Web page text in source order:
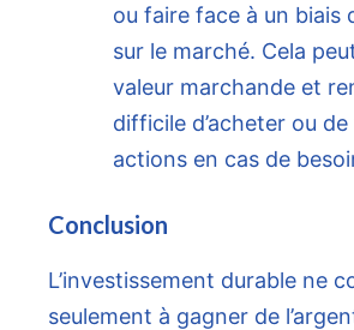
ou faire face à un biais
sur le marché. Cela
valeur marchande et
difficile d’acheter ou
actions en cas de
Conclusion
L’investissement durable ne
seulement à gagner de